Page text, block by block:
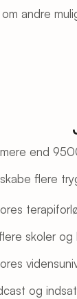
andre
end
flere
skoler
og